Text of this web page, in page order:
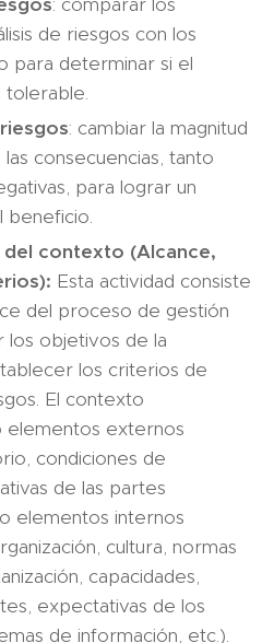
de riesgos con los
para determinar si el
tolerable.
: cambiar la magnitud
consecuencias, tanto
para lograr un
beneficio.
contexto (Alcance,
Esta actividad consiste
del proceso de gestión
los objetivos de la
los criterios de
El contexto
externos
condiciones de
de las partes
elementos internos
cultura, normas
capacidades,
expectativas de los
de información, etc.).